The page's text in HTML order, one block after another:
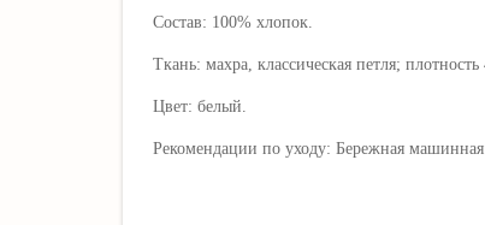
Состав: 100% хлопок.
Ткань: махра, классическая петля; плотность
Цвет: белый.
Рекомендации по уходу: Бережная машинная